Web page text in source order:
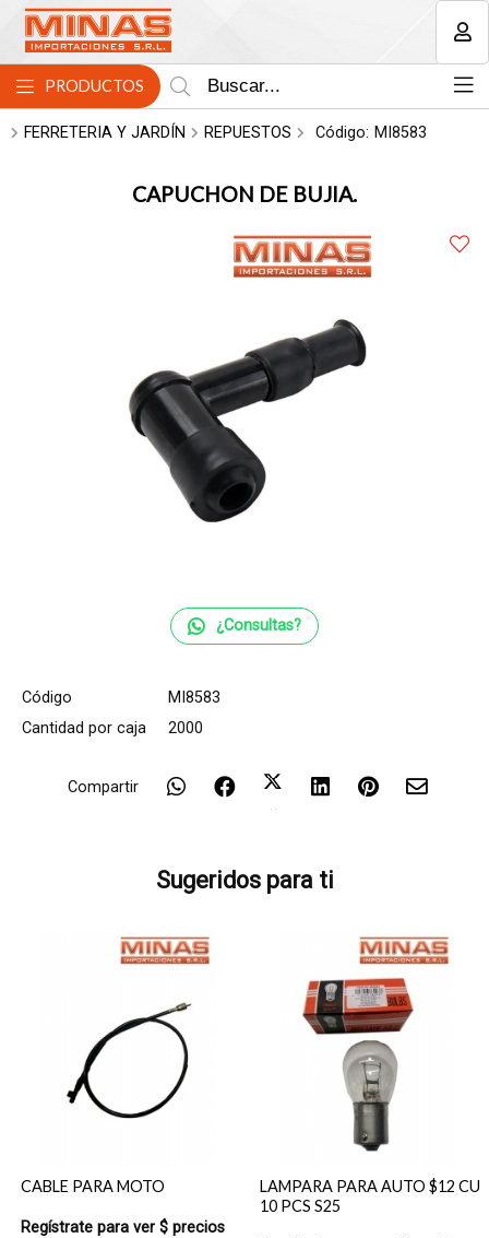
PRODUCTOS
FERRETERIA Y JARDÍN REPUESTOS Código: MI8583
CAPUCHON DE BUJIA.
¿Consultas?
Código
MI8583
Cantidad por caja
2000
Compartir
Sugeridos para ti
CABLE PARA MOTO
Regístrate para ver $ precios
LAMPARA PARA AUTO $12 CU
10 PCS S25